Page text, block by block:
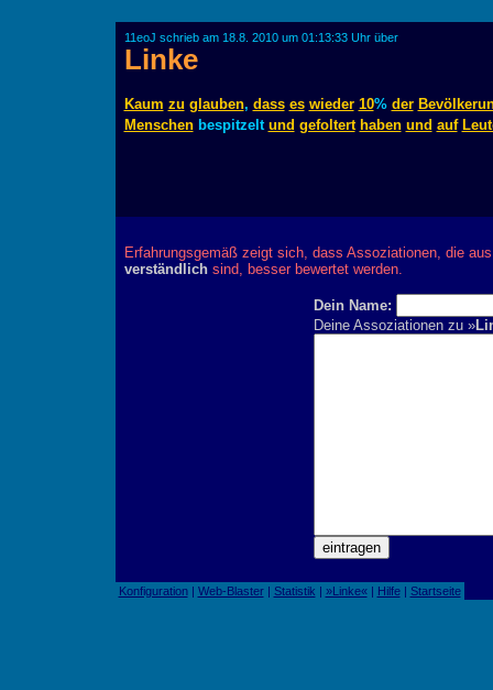
11eoJ schrieb am 18.8. 2010 um 01:13:33 Uhr über
Linke
Kaum zu glauben, dass es wieder 10% der
Menschenbespitzelt und gefoltert haben und auf
Erfahrungsgemäß zeigt sich, dass Assoziationen, die
verständlichsind, besser bewertet werden.
Dein Name:
Deine Assoziationen zu »
Konfiguration| Web-Blaster| Statistik | »Linke«| Hilfe| Startseite